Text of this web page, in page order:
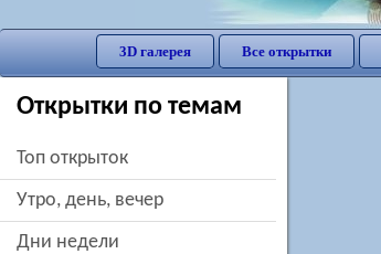
3D галерея Все открытки
Открытки по темам
Топ открыток
утро, день, вечер
дни недели